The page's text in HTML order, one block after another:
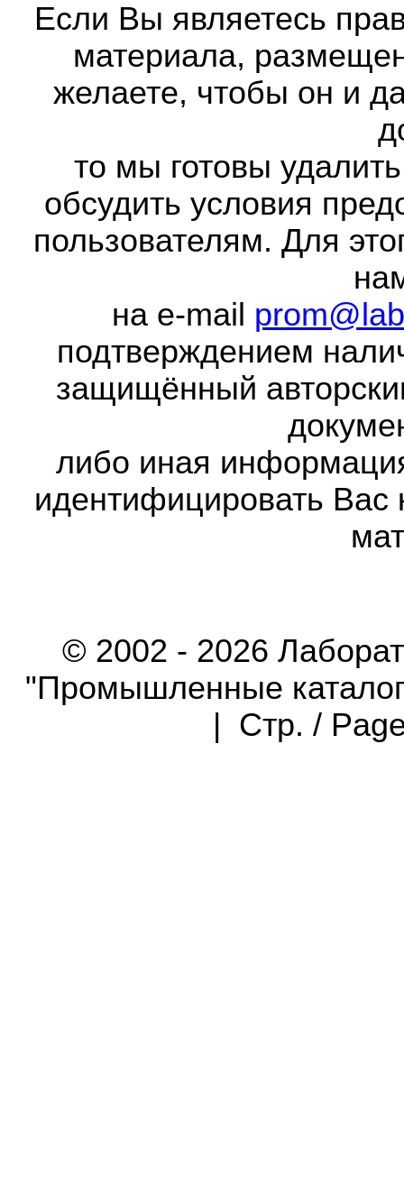
Если Вы являетесь
материала,
желаете, чтобы он и
то мы готовы
обсудить условия
пользователям. Для
на e-mail
подтверждением
защищённый
либо иная
идентифицировать Вас
© 2002 - 2026
"Промышленные
| Стр. /